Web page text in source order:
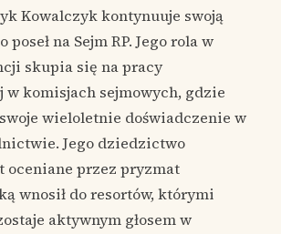
Kowalczyk kontynuuje swoją
poseł na Sejm RP. Jego rola w
skupia się na pracy
w komisjach sejmowych, gdzie
wieloletnie doświadczenie w
Jego dziedzictwo
oceniane przez pryzmat
wnosił do resortów, którymi
aktywnym głosem w